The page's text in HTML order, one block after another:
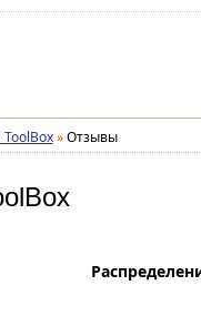
ToolBox » Отзывы